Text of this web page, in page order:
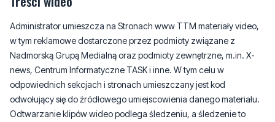
Administrator umieszcza na Stronach www TTM materiały video,
w tym reklamowe dostarczone przez podmioty związane z
Nadmorską Grupą Medialną oraz podmioty zewnętrzne, m.in. X-
news, Centrum Informatyczne TASK i inne. W tym celu w
odpowiednich sekcjach i stronach umieszczany jest kod
odwołujący się do źródłowego umiejscowienia danego materiału.
Odtwarzanie klipów wideo podlega śledzeniu, a śledzenie to